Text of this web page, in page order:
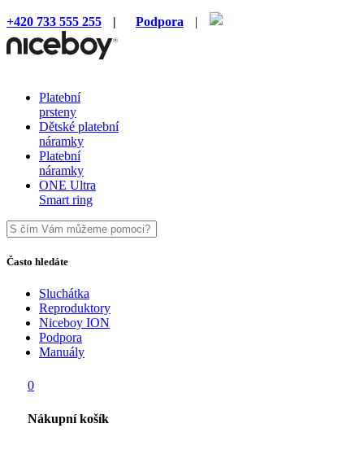
+420 733 555 255 | Podpora |
Platební
prsteny
Dětské platební
náramky
Platební
náramky
ONE Ultra
Smart ring
Často hledáte
Sluchátka
Reproduktory
Niceboy ION
Podpora
Manuály
0
Nákupní košík